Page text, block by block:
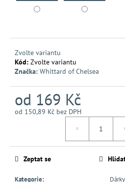
Zvolte variantu
Kód: Zvolte variantu
Značka: Whittard of Chelsea
od 169 Kč
od 150,89 Kč bez DPH
Kategorie:
Dárky
Zeptat se